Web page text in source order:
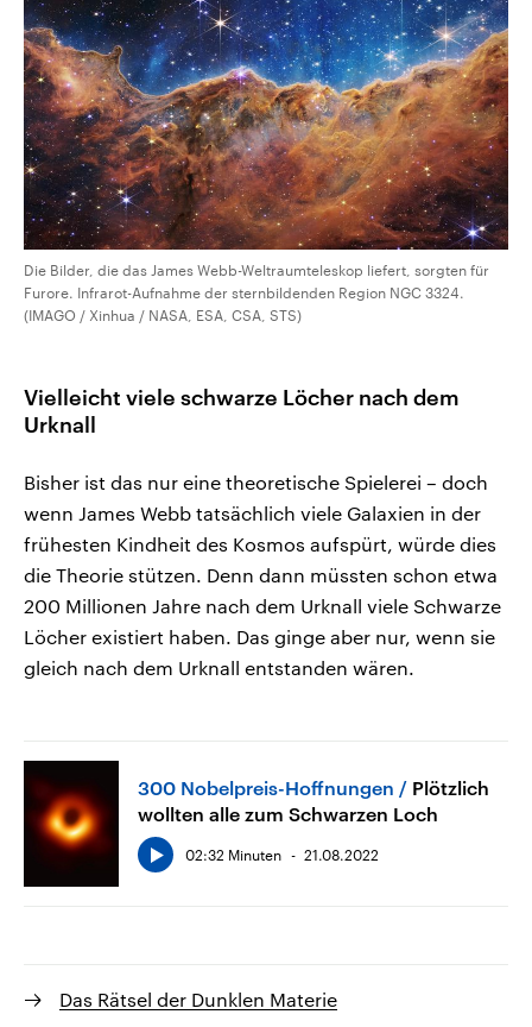
Die Bilder, die das James Webb-Weltraumteleskop liefert, sorgten für
Furore. Infrarot-Aufnahme der sternbildenden Region NGC 3324.
(IMAGO / Xinhua / NASA, ESA, CSA, STS)
Vielleicht viele schwarze Löcher nach dem
Urknall
Bisher ist das nur eine theoretische Spielerei – doch
wenn James Webb tatsächlich viele Galaxien in der
frühesten Kindheit des Kosmos aufspürt, würde dies
die Theorie stützen. Denn dann müssten schon etwa
200 Millionen Jahre nach dem Urknall viele Schwarze
Löcher existiert haben. Das ginge aber nur, wenn sie
gleich nach dem Urknall entstanden wären.
300 Nobelpreis-Hoffnungen
Plötzlich
wollten alle zum Schwarzen Loch
02:32 Minuten 21.08.2022
Das Rätsel der Dunklen Materie